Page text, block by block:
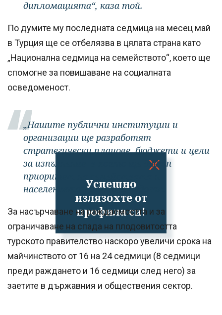
Успешно
излязохте от
профила си!
дипломацията“, каза той.
По думите му последната седмица на месец май
в Турция ще се отбелязва в цялата страна като
„Национална седмица на семейството“, което ще
спомогне за повишаване на социалната
осведоменост.
„Нашите публични институции и
организации ще разработят
стратегически планове, бюджети и цели
за изпълнение, в които ще дадат
приоритет на семействата и
населението“, допълни Ердоган.
За насърчаване на раждаемостта и за
ограничаване на спада на плодовитостта
турското правителство наскоро увеличи срока на
майчинството от 16 на 24 седмици (8 седмици
преди раждането и 16 седмици след него) за
заетите в държавния и обществения сектор.